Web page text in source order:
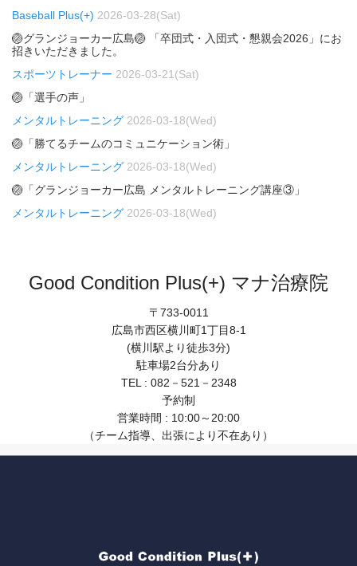
Baseball Plus(+) 2026-03-28(Sat)
🏐グランジョーカー広島🏐 「卒団式・入団式・懇親会2026」にお
招きいただきました。
スポーツトレーナー 2026-03-21(Sat)
🏐「選手の声」
メンタルトレーニング 2026-03-18(Wed)
🏐「勝てるチームのコミュニケーション術」
メンタルトレーニング 2026-03-18(Wed)
🏐「グランジョーカー広島 メンタルトレーニング講座③」
メンタルトレーニング 2026-03-18(Wed)
Good Condition Plus(+) マナ治療院
〒733-0011
広島市西区横川町1丁目8-1
(横川駅より徒歩3分)
駐車場2台分あり
TEL : 082－521－2348
予約制
営業時間 : 10:00～20:00
（チーム指導、出張により不在あり）